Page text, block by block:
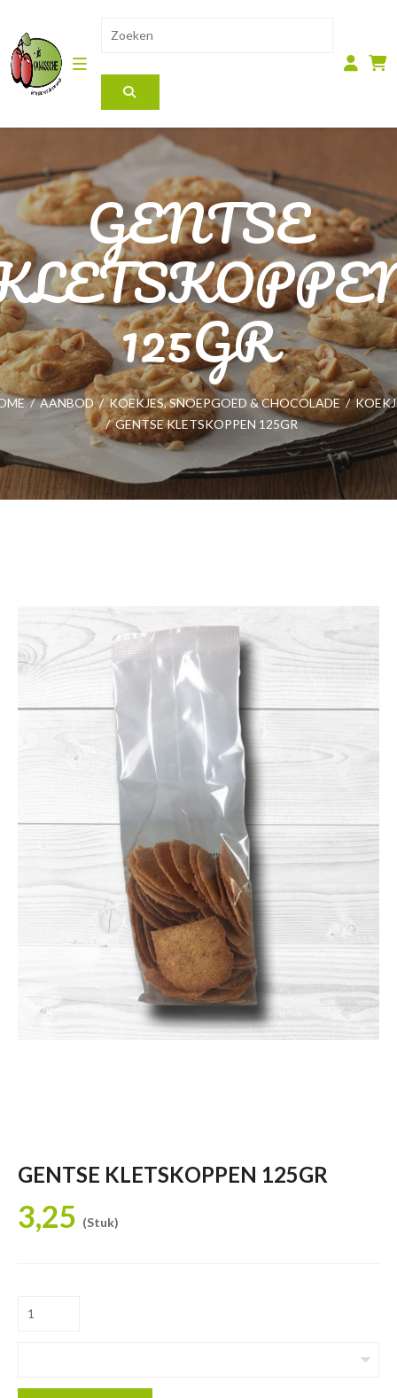
GENTSE
125GR
/ AANBOD / KOEKJES, SNOEPGOED & CHOCOLADE /
/ GENTSE KLETSKOPPEN 125GR
GENTSE KLETSKOPPEN 125GR
3,25 (Stuk)